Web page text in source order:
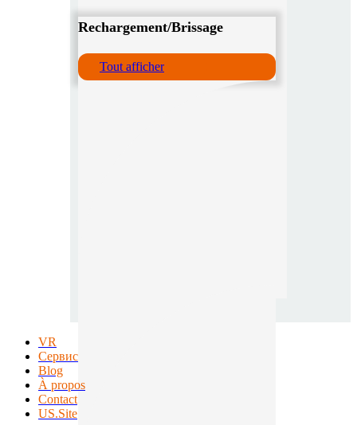
Rechargement/Brissage
Tout afficher
VR
Сервис
Blog
À propos
Contact
US.Site